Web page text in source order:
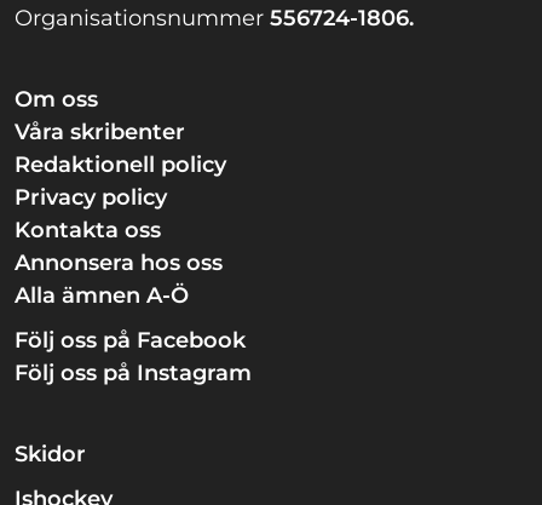
Organisationsnummer 556724-1806.
Om oss
Våra skribenter
Redaktionell policy
Privacy policy
Kontakta oss
Annonsera hos oss
Alla ämnen A-Ö
Följ oss på Facebook
Följ oss på Instagram
Skidor
Ishockey